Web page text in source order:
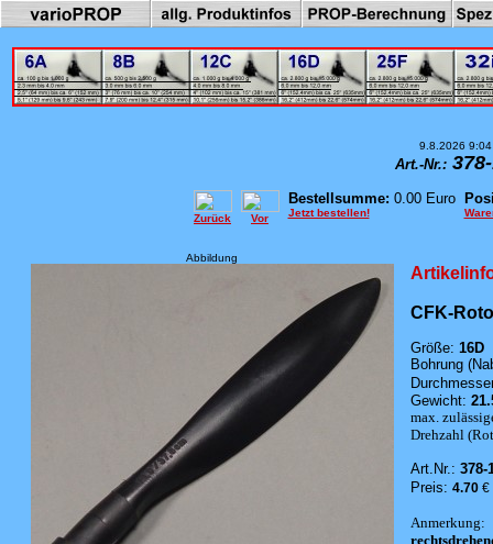
9.8.2026 9:04
Art.-Nr.:
Zurück Vor
Bestellsumme: 0.00 Euro
Jetzt bestellen!
Abbildung
CFK-
Größe: 16D
Bohrung
Gewicht:
max.
Drehzahl
Art.Nr.: 378-
Preis: 4.70 €
Anmerkung: